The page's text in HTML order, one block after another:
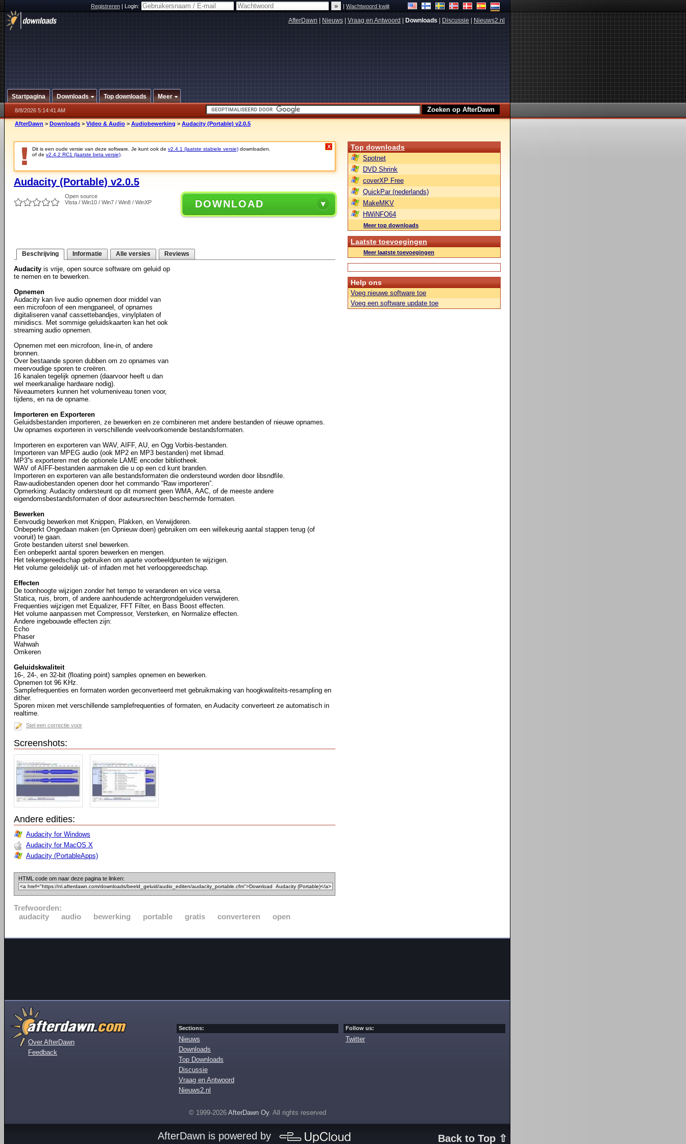
Registreren|Login: |Wachtwoord kwijt
AfterDawn Nieuws Vraag en Antwoord Downloads Discussie Nieuws2.nl
Startpagina Downloads Top downloads Meer
8/8/2026 5:14:41 AM
AfterDawn > Downloads > Video & Audio > Audiobewerking > Audacity (Portable) v2.0.5
Dit is een oude versie van deze software. Je kunt ook de v2.4.1 (laatste stabiele versie) downloaden.
of de v2.4.2 RC1 (laatste beta versie)
X
Audacity (Portable) v2.0.5
Open source
Vista / Win10 / Win7 / Win8 / WinXP
DOWNLOAD
Beschrijving Informatie Alle versies Reviews
Audacity is vrije, open source software om geluid op
te nemen en te bewerken.
Opnemen
Audacity kan live audio opnemen door middel van
een microfoon of een mengpaneel, of opnames
digitaliseren vanaf cassettebandjes, vinylplaten of
minidiscs. Met sommige geluidskaarten kan het ook
streaming audio opnemen.
Opnemen met een microfoon, line-in, of andere
bronnen.
Over bestaande sporen dubben om zo opnames van
meervoudige sporen te creëren.
16 kanalen tegelijk opnemen (daarvoor heeft u dan
wel meerkanalige hardware nodig).
Niveaumeters kunnen het volumeniveau tonen voor,
tijdens, en na de opname.
Importeren en Exporteren
Geluidsbestanden importeren, ze bewerken en ze combineren met andere bestanden of nieuwe opnames.
Uw opnames exporteren in verschillende veelvoorkomende bestandsformaten.
Importeren en exporteren van WAV, AIFF, AU, en Ogg Vorbis-bestanden.
Importeren van MPEG audio (ook MP2 en MP3 bestanden) met libmad.
MP3''s exporteren met de optionele LAME encoder bibliotheek.
WAV of AIFF-bestanden aanmaken die u op een cd kunt branden.
Importeren en exporteren van alle bestandsformaten die ondersteund worden door libsndfile.
Raw-audiobestanden openen door het commando “Raw importeren”.
Opmerking: Audacity ondersteunt op dit moment geen WMA, AAC, of de meeste andere
eigendomsbestandsformaten of door auteursrechten beschermde formaten.
Bewerken
Eenvoudig bewerken met Knippen, Plakken, en Verwijderen.
Onbeperkt Ongedaan maken (en Opnieuw doen) gebruiken om een willekeurig aantal stappen terug (of
vooruit) te gaan.
Grote bestanden uiterst snel bewerken.
Een onbeperkt aantal sporen bewerken en mengen.
Het tekengereedschap gebruiken om aparte voorbeeldpunten te wijzigen.
Het volume geleidelijk uit- of infaden met het verloopgereedschap.
Effecten
De toonhoogte wijzigen zonder het tempo te veranderen en vice versa.
Statica, ruis, brom, of andere aanhoudende achtergrondgeluiden verwijderen.
Frequenties wijzigen met Equalizer, FFT Filter, en Bass Boost effecten.
Het volume aanpassen met Compressor, Versterken, en Normalize effecten.
Andere ingebouwde effecten zijn:
Echo
Phaser
Wahwah
Omkeren
Geluidskwaliteit
16-, 24-, en 32-bit (floating point) samples opnemen en bewerken.
Opnemen tot 96 KHz.
Samplefrequenties en formaten worden geconverteerd met gebruikmaking van hoogkwaliteits-resampling en
dither.
Sporen mixen met verschillende samplefrequenties of formaten, en Audacity converteert ze automatisch in
realtime.
Stel een correctie voor
Screenshots:
Andere edities:
Audacity for Windows
Audacity for MacOS X
Audacity (PortableApps)
HTML code om naar deze pagina te linken:
Trefwoorden:
audacity
audio bewerking portable gratis converteren open
Top downloads
Spotnet
DVD Shrink
coverXP Free
QuickPar (nederlands)
MakeMKV
HWiNFO64
Meer top downloads
Laatste toevoegingen
Meer laatste toevoegingen
Help ons
Voeg nieuwe software toe
Voeg een software update toe
Over AfterDawn
Feedback
Sections:
Nieuws
Downloads
Top Downloads
Discussie
Vraag en Antwoord
Nieuws2.nl
Follow us:
Twitter
© 1999-2026 AfterDawn Oy. All rights reserved
Back to Top ⇧
AfterDawn is powered by